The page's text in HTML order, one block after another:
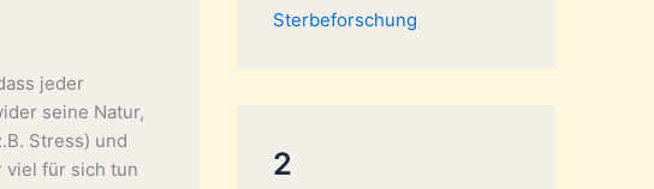
jeder
seine Natur,
Stress) und
viel für sich tun
Sterbeforschung
2